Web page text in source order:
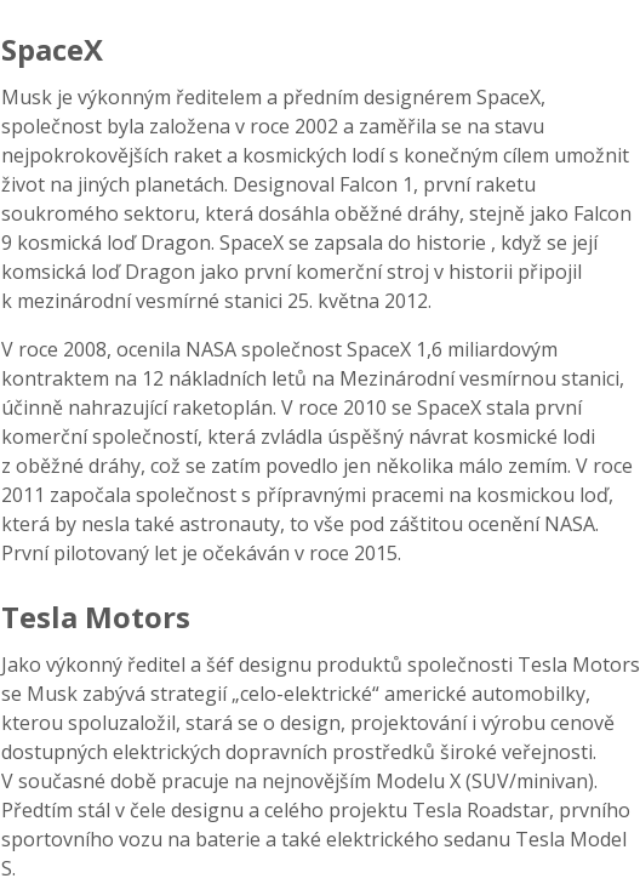
SpaceX
Musk je výkonným ředitelem a předním designérem SpaceX,
společnost byla založena v roce 2002 a zaměřila se na stavu
nejpokrokovějších raket a kosmických lodí s konečným cílem umožnit
život na jiných planetách. Designoval Falcon 1, první raketu
soukromého sektoru, která dosáhla oběžné dráhy, stejně jako Falcon
9 kosmická loď Dragon. SpaceX se zapsala do historie , když se její
komsická loď Dragon jako první komerční stroj v historii připojil
k mezinárodní vesmírné stanici 25. května 2012.
V roce 2008, ocenila NASA společnost SpaceX 1,6 miliardovým
kontraktem na 12 nákladních letů na Mezinárodní vesmírnou stanici,
účinně nahrazující raketoplán. V roce 2010 se SpaceX stala první
komerční společností, která zvládla úspěšný návrat kosmické lodi
z oběžné dráhy, což se zatím povedlo jen několika málo zemím. V roce
2011 započala společnost s přípravnými pracemi na kosmickou loď,
která by nesla také astronauty, to vše pod záštitou ocenění NASA.
První pilotovaný let je očekáván v roce 2015.
Tesla Motors
Jako výkonný ředitel a šéf designu produktů společnosti Tesla Motors
se Musk zabývá strategií „celo-elektrické“ americké automobilky,
kterou spoluzaložil, stará se o design, projektování i výrobu cenově
dostupných elektrických dopravních prostředků široké veřejnosti.
V současné době pracuje na nejnovějším Modelu X (SUV/minivan).
Předtím stál v čele designu a celého projektu Tesla Roadstar, prvního
sportovního vozu na baterie a také elektrického sedanu Tesla Model
S.